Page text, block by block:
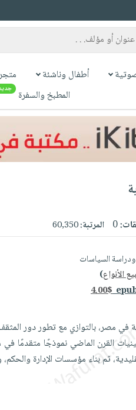
أطفال وناشئة
المطبخ والسفرة
0 المرتبة:60,350
ودراسة السياسات
الأنواع)
4.00$
مصر، بالتوازي مع تطور دور
القرن الماضي نموذجًا متقدمًا في
ثم بناء مؤسسات الإدارة